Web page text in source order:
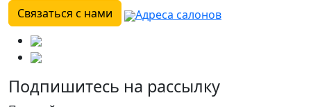
Связаться с нами
Адреса салонов
Подпишитесь на рассылку